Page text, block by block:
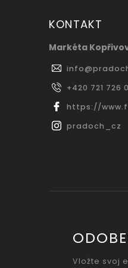
KONTAKT
Markéta
info@
+420 721 726
https://
pradoch_cz
Vložte svoj